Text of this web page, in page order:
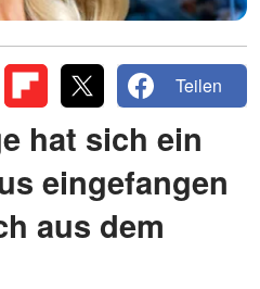
Teilen
hat sich ein
eingefangen
aus dem